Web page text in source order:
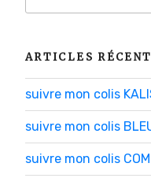
:
ARTICLES
suivre mon colis
suivre mon colis
suivre mon colis